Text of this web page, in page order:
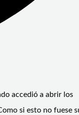
accedió a abrir los
si esto no fuese